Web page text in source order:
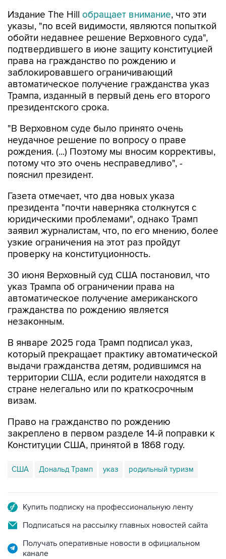
Издание The Hill обращает внимание, что эти
указы, "по всей видимости, являются попыткой
обойти недавнее решение Верховного суда",
подтвердившего в июне защиту конституцией
права на гражданство по рождению и
заблокировавшего ограничивающий
автоматическое получение гражданства указ
Трампа, изданный в первый день его второго
президентского срока.
"В Верховном суде было принято очень
неудачное решение по вопросу о праве
рождения. (...) Поэтому мы вносим коррективы,
потому что это очень несправедливо", -
пояснил президент.
Газета отмечает, что два новых указа
президента "почти наверняка столкнутся с
юридическими проблемами", однако Трамп
заявил журналистам, что, по его мнению, более
узкие ограничения на этот раз пройдут
проверку на конституционность.
30 июня Верховный суд США постановил, что
указ Трампа об ограничении права на
автоматическое получение американского
гражданства по рождению является
незаконным.
В январе 2025 года Трамп подписал указ,
который прекращает практику автоматической
выдачи гражданства детям, родившимся на
территории США, если родители находятся в
стране нелегально или по краткосрочным
визам.
Право на гражданство по рождению
закреплено в первом разделе 14-й поправки к
Конституции США, принятой в 1868 году.
США Дональд Трамп указ родильный туризм
Купить подписку на профессиональную ленту
Подписаться на рассылку главных новостей сайта
Получать оперативные новости в официальном
канале